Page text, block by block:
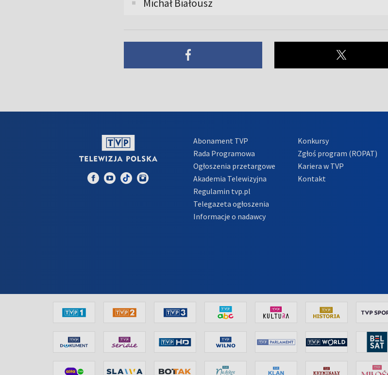
Michał Białousz
Abonament TVP
Rada Programowa
Ogłoszenia przetargowe
Akademia Telewizyjna
Regulamin tvp.pl
Telegazeta ogłoszenia
Informacje o nadawcy
Konkursy
Zgłoś program (ROPAT)
Kariera w TVP
Kontakt